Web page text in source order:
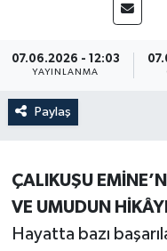
07.06.2026 - 12:03
YAYINLANMA
Paylaş
ÇALIKUŞU
VE UMUDUN
Hayatta bazı